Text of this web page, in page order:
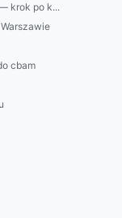
krok po k...
cbam